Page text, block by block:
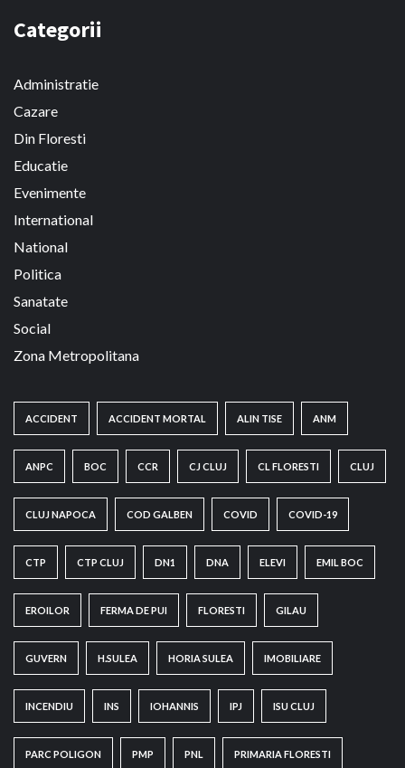
Categorii
Administratie
Cazare
Din Floresti
Educatie
Evenimente
International
National
Politica
Sanatate
Social
Zona Metropolitana
ACCIDENT ACCIDENT MORTAL ALIN TISE ANM
ANPC BOC CCR CJ CLUJ CL FLORESTI CLUJ
CLUJ NAPOCA COD GALBEN COVID COVID-19
CTP CTP CLUJ DN1 DNA ELEVI EMIL BOC
EROILOR FERMA DE PUI FLORESTI GILAU
GUVERN H.SULEA HORIA SULEA IMOBILIARE
INCENDIU INS IOHANNIS IPJ ISU CLUJ
PARC POLIGON PMP PNL PRIMARIA FLORESTI